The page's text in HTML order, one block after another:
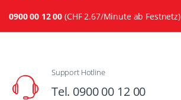
0900 00 12 00 (CHF 2.67/Minute ab Festnetz)
Support Hotline
Tel. 0900 00 12 00